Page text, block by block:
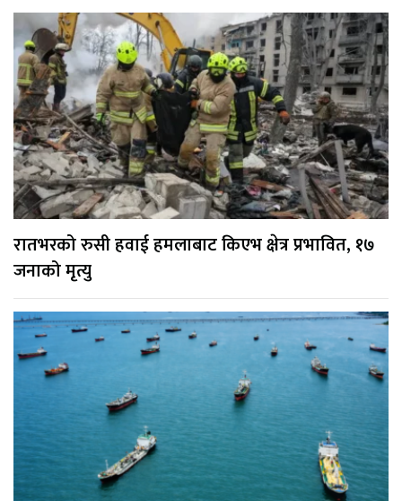
रातभरको रुसी हवाई हमलाबाट किएभ क्षेत्र प्रभावित, १७
जनाको मृत्यु